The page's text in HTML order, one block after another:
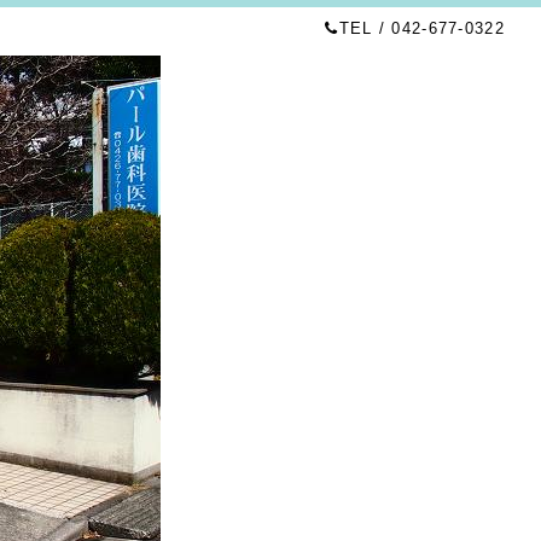
TEL / 042-677-0322